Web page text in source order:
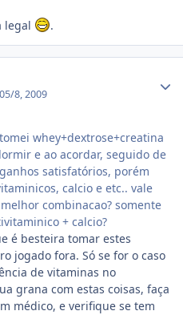
legal .
05/8, 2009
whey+dextrose+creatina
e ao acordar, seguido de
satisfatórios, porém
calcio e etc.. vale
combinacao? somente
+ calcio?
é besteira tomar estes
jogado fora. Só se for o caso
de vitaminas no
grana com estas coisas, faça
médico, e verifique se tem